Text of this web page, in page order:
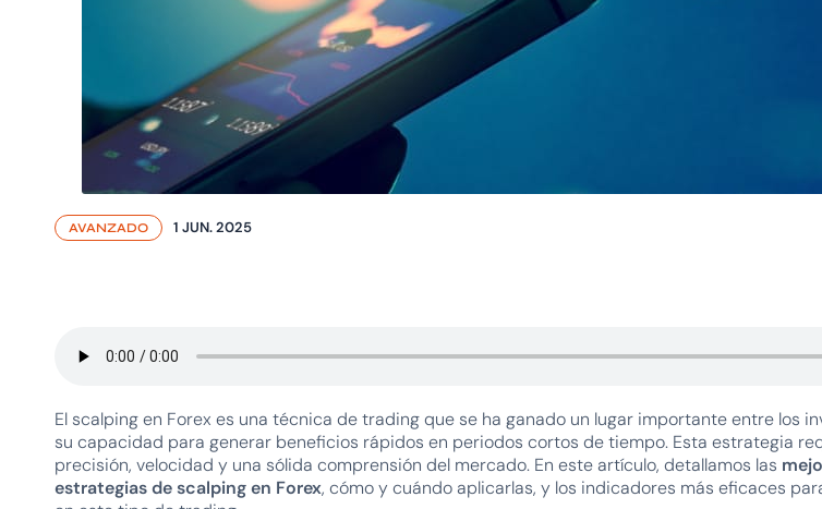
AVANZADO 1 JUN. 2025
El scalping en Forex es una técnica de trading que se ha ganado un lugar importante entre los
su capacidad para generar beneficios rápidos en periodos cortos de tiempo. Esta estrategia
precisión, velocidad y una sólida comprensión del mercado. En este artículo, detallamos las
estrategias de scalping en Forex, cómo y cuándo aplicarlas, y los indicadores más eficaces